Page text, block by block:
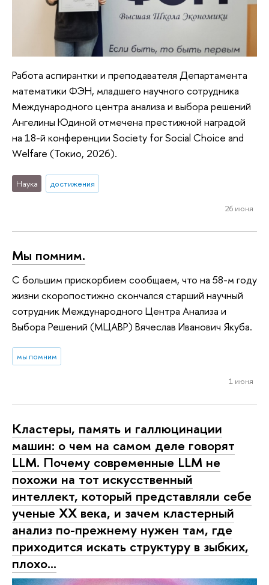
Работа аспирантки и преподавателя Департамента
математики ФЭН, младшего научного сотрудника
Международного центра анализа и выбора решений
Ангелины Юдиной отмечена престижной наградой
на 18-й конференции Society for Social Choice and
Welfare (Токио, 2026).
Наука достижения
26 июня
Мы помним.
С большим прискорбием сообщаем, что на 58-м году
жизни скоропостижно скончался старший научный
сотрудник Международного Центра Анализа и
Выбора Решений (МЦАВР) Вячеслав Иванович Якуба.
мы помним
1 июня
Кластеры, память и гал­лю­ци­на­ции
машин: о чем на самом деле говорят
LLM. Почему современные LLM не
похожи на тот ис­кус­ствен­ный
интеллект, который пред­став­ля­ли себе
ученые XX века, и зачем кластерный
анализ по-прежнему нужен там, где
приходится искать структуру в зыбких,
плохо…